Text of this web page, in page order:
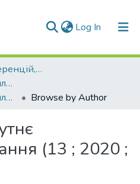
Log In (current)
Матеріали конференцій, семінарів і т.п.
Погляд у майбутнє приладобудування
Погляд у майбутнє приладобудування (13 ; 2020 ; Київ)
Browse by Author
(13 ; 2020 ;